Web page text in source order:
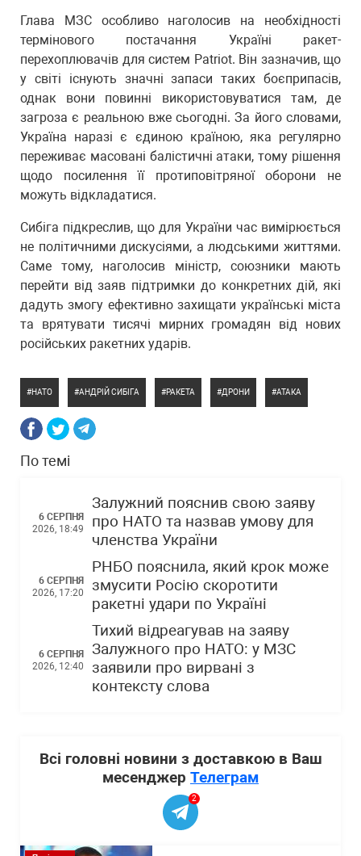
Глава МЗС особливо наголосив на необхідності
термінового постачання Україні ракет-
перехоплювачів для систем Patriot. Він зазначив, що
у світі існують значні запаси таких боєприпасів,
однак вони повинні використовуватися там, де
загроза є реальною вже сьогодні. За його словами,
Україна наразі є єдиною країною, яка регулярно
переживає масовані балістичні атаки, тому рішення
щодо посилення її протиповітряної оборони не
можуть відкладатися.
Сибіга підкреслив, що для України час вимірюється
не політичними дискусіями, а людськими життями.
Саме тому, наголосив міністр, союзники мають
перейти від заяв підтримки до конкретних дій, які
дадуть змогу ефективно захищати українські міста
та врятувати тисячі мирних громадян від нових
російських ракетних ударів.
НАТО АНДРІЙ СИБІГА РАКЕТА ДРОНИ АТАКА
По темі
6 СЕРПНЯ
2026, 18:49
Залужний пояснив свою заяву
про НАТО та назвав умову для
членства України
6 СЕРПНЯ
2026, 17:20
РНБО пояснила, який крок може
змусити Росію скоротити
ракетні удари по Україні
6 СЕРПНЯ
2026, 12:40
Тихий відреагував на заяву
Залужного про НАТО: у МЗС
заявили про вирвані з
контексту слова
Всі головні новини з доставкою в Ваш
месенджер Телеграм
2